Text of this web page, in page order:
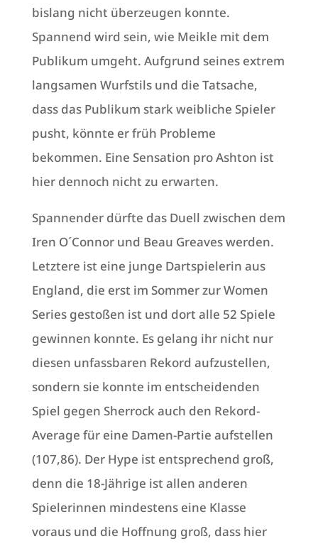
bislang nicht überzeugen konnte.
Spannend wird sein, wie Meikle mit dem
Publikum umgeht. Aufgrund seines extrem
langsamen Wurfstils und die Tatsache,
dass das Publikum stark weibliche Spieler
pusht, könnte er früh Probleme
bekommen. Eine Sensation pro Ashton ist
hier dennoch nicht zu erwarten.
Spannender dürfte das Duell zwischen dem
Iren O´Connor und Beau Greaves werden.
Letztere ist eine junge Dartspielerin aus
England, die erst im Sommer zur Women
Series gestoßen ist und dort alle 52 Spiele
gewinnen konnte. Es gelang ihr nicht nur
diesen unfassbaren Rekord aufzustellen,
sondern sie konnte im entscheidenden
Spiel gegen Sherrock auch den Rekord-
Average für eine Damen-Partie aufstellen
(107,86). Der Hype ist entsprechend groß,
denn die 18-Jährige ist allen anderen
Spielerinnen mindestens eine Klasse
voraus und die Hoffnung groß, dass hier